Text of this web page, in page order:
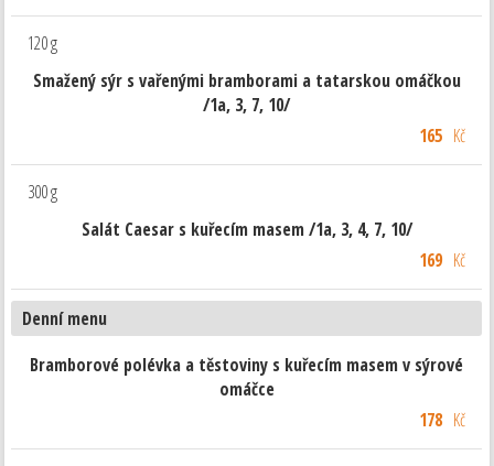
120 g
Smažený sýr s vařenými bramborami a tatarskou omáčkou
/1a, 3, 7, 10/
165 Kč
300 g
Salát Caesar s kuřecím masem /1a, 3, 4, 7, 10/
169Kč
Denní menu
Bramborové polévka a těstoviny s kuřecím masem v sýrové
omáčce
178 Kč